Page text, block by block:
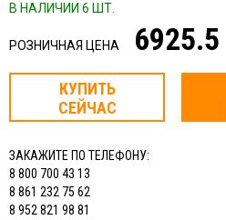
В НАЛИЧИИ 6 ШТ.
РОЗНИЧНАЯ ЦЕНА 6925.5
КУПИТЬ
СЕЙЧАС
ЗАКАЖИТЕ ПО ТЕЛЕФОНУ:
8 800 700 43 13
8 861 232 75 62
8 952 821 98 81